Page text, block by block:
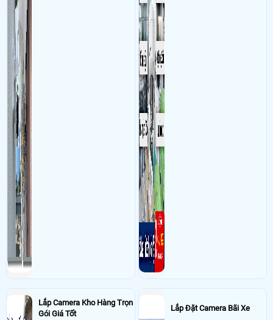
365 Apps for business (1 phần mềm/1 User dùng cho 5 thiết bị máy tính)
, 01 Phần mềm diệt virus Kaspersky Standard (dùng cho 1 thiết bị)
- Khách Lắp Camera
Địa điểm lăp đặt camera 6/38 nguyễn nhữ lãm , tân
phú Sử dụng
1 thẻ 32gb v.has
- Khách Lắp Camera Lẩu Bò Trăm Rưỡi
Địa điểm lăp đặt camera 107 lê
đức thọ 107, Phường 17, quận Gò Vấp, Hồ Chí Minh Sử dụng
camera quan sát
lắp thêm 1 cam KX-AD2111CN-A-VN,đi lại cam ,wifi trên
lầu
- Khách Lắp Camera Tôn An Lập
Địa điểm lăp đặt camera 1275B Ql1A,
P.An Lạc, Q.Bình Tân, Sử dụng
Dịch vụ camera quan sát
12v 6A 1cai
- Khách Lắp Camera CÔNG TY TNHH ĐỘNG LƯỢNG VIỆT NAM
lăp đặt camera 39A đường số 4, làng báo chí, thủ đức Sử dụng
camera quan sát
Camera yoosee 2 mắt Q42 : 4 cái, 4 thẻ nhớ 32g viethas
, 1 hup 4G MR400
- Khách Lắp Camera Ngọc Quách
Địa điểm lăp đặt camera 633 kinh
dương vương,an lạc,hcm Sử dụng
Dịch vụ camera quan sát
7108aI-VN ,ổ cứng 2T tsb dss
Lắp Camera Kho Hàng Trọn
Gói Giá Tốt
Lắp Đặt Camera Bãi Xe